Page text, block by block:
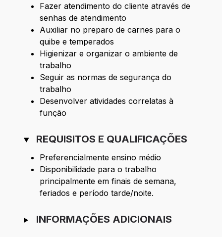
Fazer atendimento do cliente através de
senhas de atendimento
Auxiliar no preparo de carnes para o
quibe e temperados
Higienizar e organizar o ambiente de
trabalho
Seguir as normas de segurança do
trabalho
Desenvolver atividades correlatas à
função
REQUISITOS E QUALIFICAÇÕES
Preferencialmente ensino médio
Disponibilidade para o trabalho
principalmente em finais de semana,
feriados e período tarde/noite.
INFORMAÇÕES ADICIONAIS